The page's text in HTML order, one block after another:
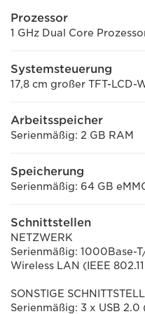
Prozessor
1 GHz Dual Core
Systemsteuerung
17,8 cm großer TFT-LCD-
Arbeitsspeicher
Serienmäßig: 2 GB RAM
Speicherung
Serienmäßig: 64 GB
Schnittstellen
NETZWERK
Serienmäßig: 1000Base-
Wireless LAN (IEEE
SONSTIGE
Serienmäßig: 3 x USB 2.0